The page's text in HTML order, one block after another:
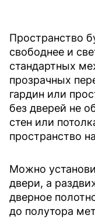
Пространство
свободнее и
стандартных
прозрачных
гардин или
без дверей не
стен или
пространство
Можно
двери, а
дверное
до полутора